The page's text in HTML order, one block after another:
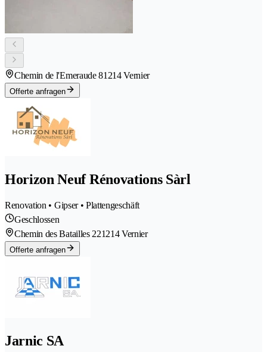
Chemin de l'Emeraude 81214 Vernier
Offerte anfragen
Horizon Neuf Rénovations Sàrl
Renovation • Gipser • Plattengeschäft
Geschlossen
Chemin des Batailles 221214 Vernier
Offerte anfragen
Jarnic SA